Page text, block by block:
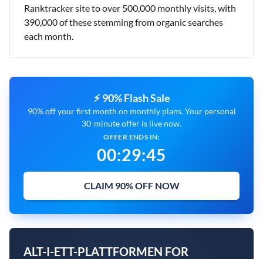
Ranktracker site to over 500,000 monthly visits, with
390,000 of these stemming from organic searches
each month.
⚡ 90% Flash Sale
90% off your first month on monthly plans. Your personal
30-minute offer is live now.
OFFER ENDS IN:
00:29:45
CLAIM 90% OFF NOW
ALT-I-ETT-PLATTFORMEN FOR